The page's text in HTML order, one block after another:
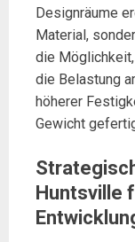
Designräume
Material,
die
die Belastung
höherer
Gewicht
Huntsville